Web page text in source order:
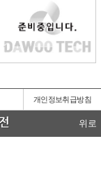
개인정보취급방침
위로